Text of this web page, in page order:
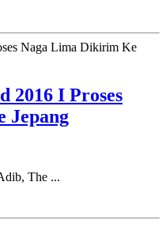
2016 I Proses
Jepang
The ...